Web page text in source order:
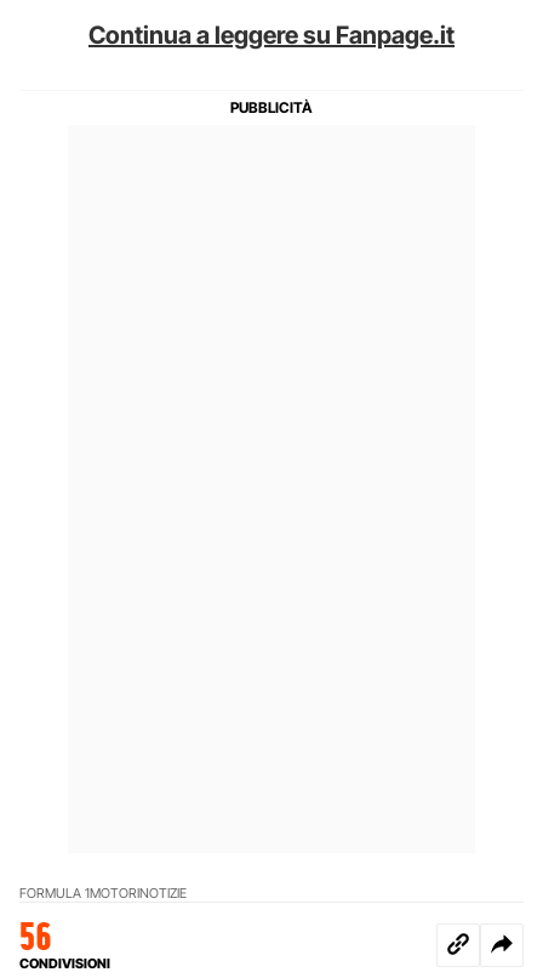
Continua a leggere su Fanpage.it
FORMULA 1MOTORINOTIZIE
56
CONDIVISIONI